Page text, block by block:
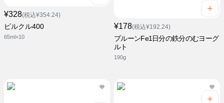
¥328(税込¥354.24)
ピルクル400
65ml×10
¥178(税込¥192.24)
プルーンFe1日分の鉄分のむヨーグ
ルト
190g